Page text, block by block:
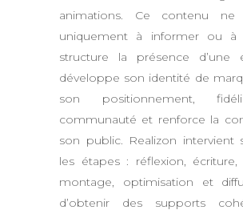
animations. Ce contenu
uniquement à informer ou à
structure la présence d’une
développe son identité de
son positionnement,
communauté et renforce la
son public. Realizon intervient
les étapes : réflexion, écriture,
montage, optimisation et
d’obtenir des supports